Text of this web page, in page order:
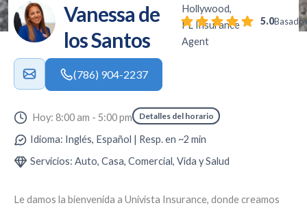
Vanessa de
los Santos
Hollywood,
FL Insurance
Agent
5.0Basado
(786) 904-2237
Le damos la bienvenida a Univista Insurance, donde creamos
Hoy: 8:00 am - 5:00 pm Detalles del horario
Idioma: Inglés, Español | Resp. en ~2 min
Servicios: Auto, Casa, Comercial, Vida y Salud